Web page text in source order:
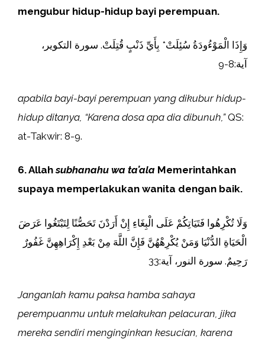
mengubur hidup-hidup bayi perempuan.
وَإِذَا الْمَوْءُودَةُ سُئِلَتْ* بِأَيِّ ذَنْبٍ قُتِلَتْ. سورة التكوير،
آية:8-9
apabila bayi-bayi perempuan yang dikubur hidup-
hidup ditanya, “Karena dosa apa dia dibunuh,”QS:
at-Takwir: 8-9.
6. Allahsubhanahu wa ta’ala Memerintahkan
supaya memperlakukan wanita dengan baik.
وَلَا تُكْرِهُوا فَتَيَاتِكُمْ عَلَى الْبِغَاءِ إِنْ أَرَدْنَ تَحَصُّنًا لِتَبْتَغُوا عَرَضَ
الْحَيَاةِ الدُّنْيَا وَمَنْ يُكْرِهْهُنَّ فَإِنَّ اللَّهَ مِنْ بَعْدِ إِكْرَاهِهِنَّ غَفُورٌ
رَحِيمٌ. سورة النور، آية:33
Janganlah kamu paksa hamba sahaya
perempuanmu untuk melakukan pelacuran, jika
mereka sendiri menginginkan kesucian, karena